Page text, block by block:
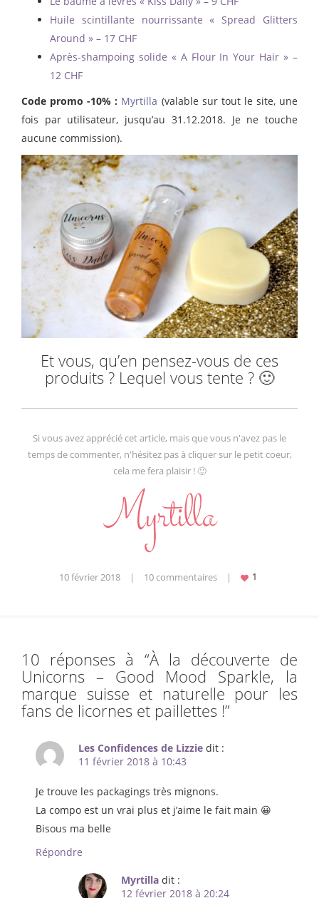
Huile scintillante nourrissante « Spread Glitters
Around » – 17 CHF
Après-shampoing solide « A Flour In Your Hair » –
12 CHF
Code promo -10% : Myrtilla (valable sur tout le site, une
fois par utilisateur, jusqu’au 31.12.2018. Je ne touche
aucune commission).
Et vous, qu’en pensez-vous de ces
produits ? Lequel vous tente ? 🙂
Si vous avez apprécié cet article, mais que vous n'avez pas le
temps de commenter, n'hésitez pas à cliquer sur le petit coeur,
cela me fera plaisir ! 🙂
10 février 2018 | 10 commentaires |
10 réponses à “À la découverte de
Unicorns – Good Mood Sparkle, la
marque suisse et naturelle pour les
fans de licornes et paillettes !”
Les Confidences de Lizzie dit :
11 février 2018 à 10:43
Je trouve les packagings très mignons.
La compo est un vrai plus et j’aime le fait main 😀
Bisous ma belle
Répondre
Myrtilla dit :
12 février 2018 à 20:24